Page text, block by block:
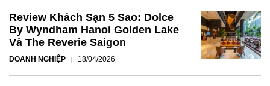
Review Khách Sạn 5 Sao: Dolce
By Wyndham Hanoi Golden Lake
Và The Reverie Saigon
DOANH NGHIỆP 18/04/2026